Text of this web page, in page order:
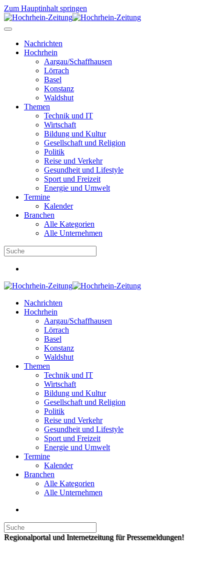
Zum Hauptinhalt springen
Nachrichten
Hochrhein
Aargau/Schaffhausen
Lörrach
Basel
Konstanz
Waldshut
Themen
Technik und IT
Wirtschaft
Bildung und Kultur
Gesellschaft und Religion
Politik
Reise und Verkehr
Gesundheit und Lifestyle
Sport und Freizeit
Energie und Umwelt
Termine
Kalender
Branchen
Alle Kategorien
Alle Unternehmen
Nachrichten
Hochrhein
Aargau/Schaffhausen
Lörrach
Basel
Konstanz
Waldshut
Themen
Technik und IT
Wirtschaft
Bildung und Kultur
Gesellschaft und Religion
Politik
Reise und Verkehr
Gesundheit und Lifestyle
Sport und Freizeit
Energie und Umwelt
Termine
Kalender
Branchen
Alle Kategorien
Alle Unternehmen
Regionalportal und Internetzeitung für Pressemeldungen!